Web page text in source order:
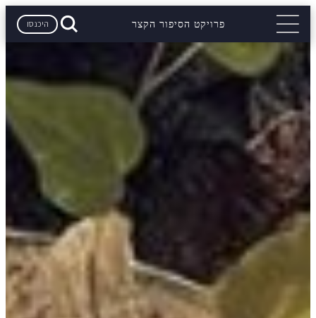
פרויקט הסיפור הקצר היכנסו